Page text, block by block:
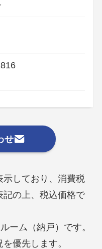
せ
しており、消費税
記の上、税込価格で
ーム（納戸）です。
優先します。